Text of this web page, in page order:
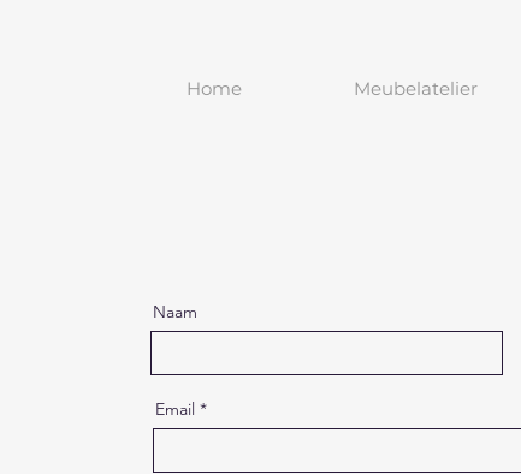
Home Meubelatelier
Naam
Email